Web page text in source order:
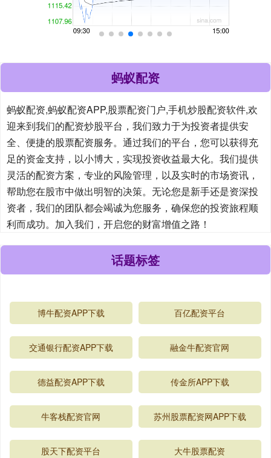
蚂蚁配资
蚂蚁配资,蚂蚁配资APP,股票配资门户,手机炒股配资软件,欢
迎来到我们的配资炒股平台，我们致力于为投资者提供安
全、便捷的股票配资服务。通过我们的平台，您可以获得充
足的资金支持，以小博大，实现投资收益最大化。我们提供
灵活的配资方案，专业的风险管理，以及实时的市场资讯，
帮助您在股市中做出明智的决策。无论您是新手还是资深投
资者，我们的团队都会竭诚为您服务，确保您的投资旅程顺
利而成功。加入我们，开启您的财富增值之路！
话题标签
博牛配资APP下载 百亿配资平台
交通银行配资APP下载 融金牛配资官网
德益配资APP下载 传金所APP下载
牛客栈配资官网 苏州股票配资网APP下载
股天下配资平台 大牛股票配资